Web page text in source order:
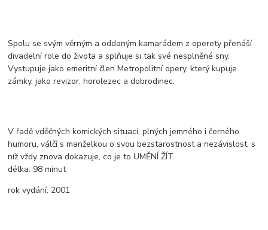
Spolu se svým věrným a oddaným kamarádem z operety přenáší
divadelní role do života a splňuje si tak své nesplněné sny.
Vystupuje jako emeritní člen Metropolitní opery, který kupuje
zámky, jako revizor, horolezec a dobrodinec.
V řadě vděčných komických situací, plných jemného i černého
humoru, válčí s manželkou o svou bezstarostnost a nezávislost, s
níž vždy znova dokazuje, co je to UMĚNÍ ŽÍT.
délka: 98 minut
rok vydání: 2001